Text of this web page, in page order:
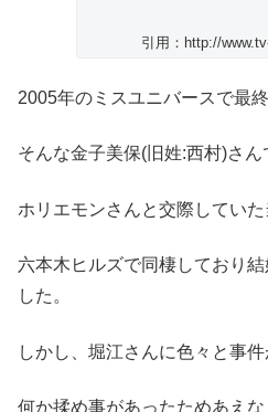
引用：http://
2005年のミスユニバースで最
そんな金子美保(旧姓:西村)さん
ホリエモンさんと交際していた
六本木ヒルズで同棲しており
した。
しかし、堀江さんに色々と事件
何か揉め事があったためあえな